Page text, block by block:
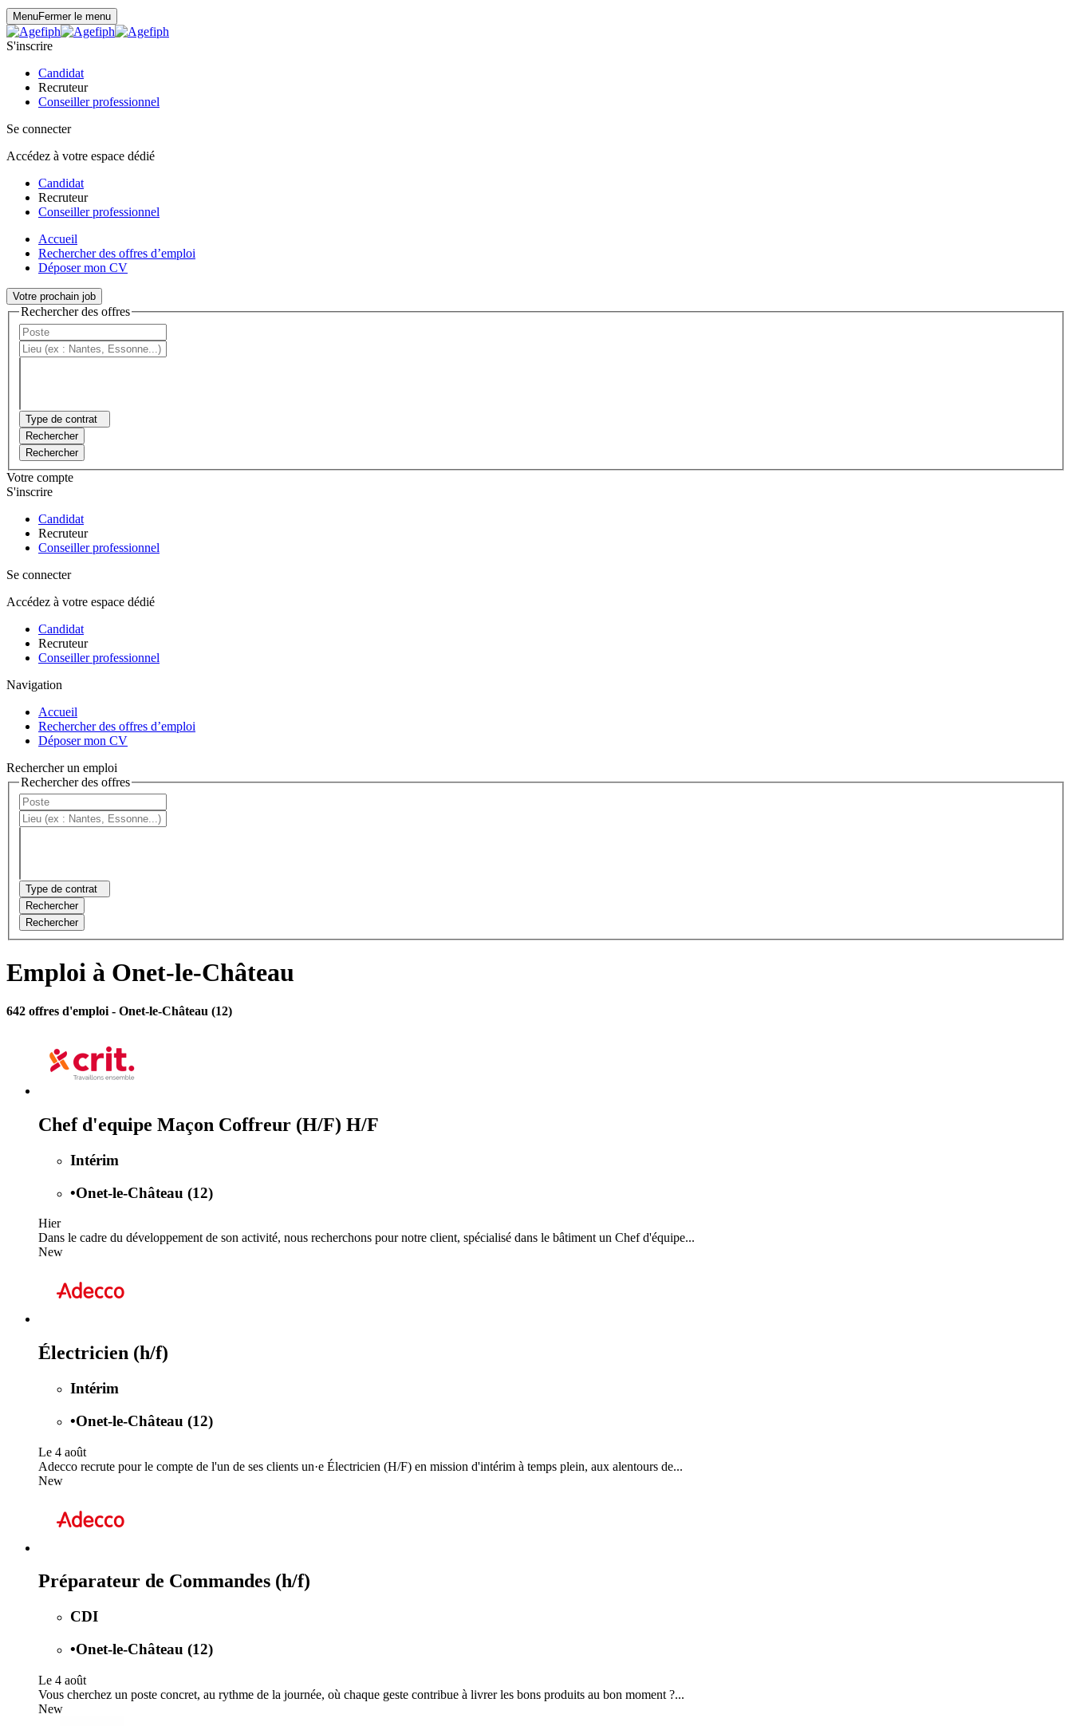
MenuFermer le menu
S'inscrire
Candidat
Recruteur
Conseiller professionnel
Se connecter
Accédez à votre espace dédié
Candidat
Recruteur
Conseiller professionnel
Accueil
Rechercher des offres d’emploi
Déposer mon CV
Votre prochain job
Rechercher des offres
Type de contrat
Rechercher
Rechercher
Votre compte
S'inscrire
Candidat
Recruteur
Conseiller professionnel
Se connecter
Accédez à votre espace dédié
Candidat
Recruteur
Conseiller professionnel
Navigation
Accueil
Rechercher des offres d’emploi
Déposer mon CV
Rechercher un emploi
Rechercher des offres
Type de contrat
Rechercher
Rechercher
Emploi à Onet-le-Château
642 offres d'emploi - Onet-le-Château (12)
Chef d'equipe Maçon Coffreur (H/F) H/F
Intérim
•Onet-le-Château (12)
Hier
Dans le cadre du développement de son activité, nous recherchons pour notre client, spécialisé dans le bâtiment un Chef d'équipe...
New
Électricien (h/f)
Intérim
•Onet-le-Château (12)
Le 4 août
Adecco recrute pour le compte de l'un de ses clients un·e Électricien (H/F) en mission d'intérim à temps plein, aux alentours de...
New
Préparateur de Commandes (h/f)
CDI
•Onet-le-Château (12)
Le 4 août
Vous cherchez un poste concret, au rythme de la journée, où chaque geste contribue à livrer les bons produits au bon moment ?...
New